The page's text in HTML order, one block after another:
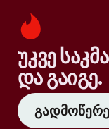
უკვე
და გაიგე.